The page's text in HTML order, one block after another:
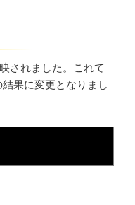
されました。これて
果に変更となりまし